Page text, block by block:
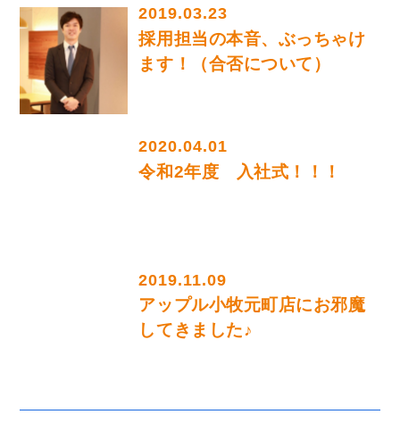
2019.03.23
採用担当の本音、ぶっちゃけ
ます！（合否について）
2020.04.01
令和2年度 入社式！！！
2019.11.09
アップル小牧元町店にお邪魔
してきました♪